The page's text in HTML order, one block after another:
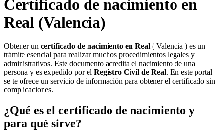
Certificado de nacimiento en
Real (Valencia)
Obtener un certificado de nacimiento en Real ( Valencia ) es un
trámite esencial para realizar muchos procedimientos legales y
administrativos. Este documento acredita el nacimiento de una
persona y es expedido por el Registro Civil de Real. En este portal
se te ofrece un servicio de información para obtener el certificado sin
complicaciones.
¿Qué es el certificado de nacimiento y
para qué sirve?